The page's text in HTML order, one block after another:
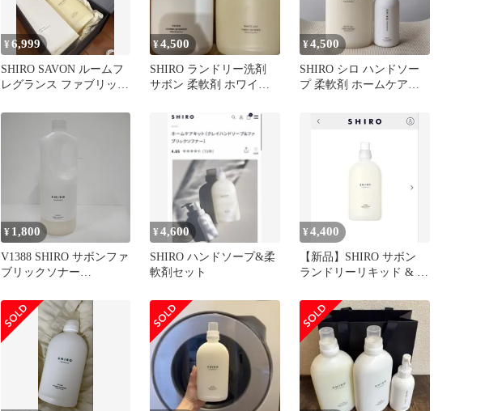
¥6,999
SHIRO SAVON ルームフ
レグランス ファブリック
¥4,500
SHIRO ランドリー洗剤
サボン 柔軟剤 ホワイト
¥4,500
SHIRO シロ ハンドソー
プ 柔軟剤 ホームケアセ
¥ 1,800
V1388 SHIRO サボンファ
ブリックソナー
¥4,600
SHIRO ハンドソープ&柔
軟剤セット
¥4,400
【新品】SHIRO サボン
ランドリーリキッド & フ